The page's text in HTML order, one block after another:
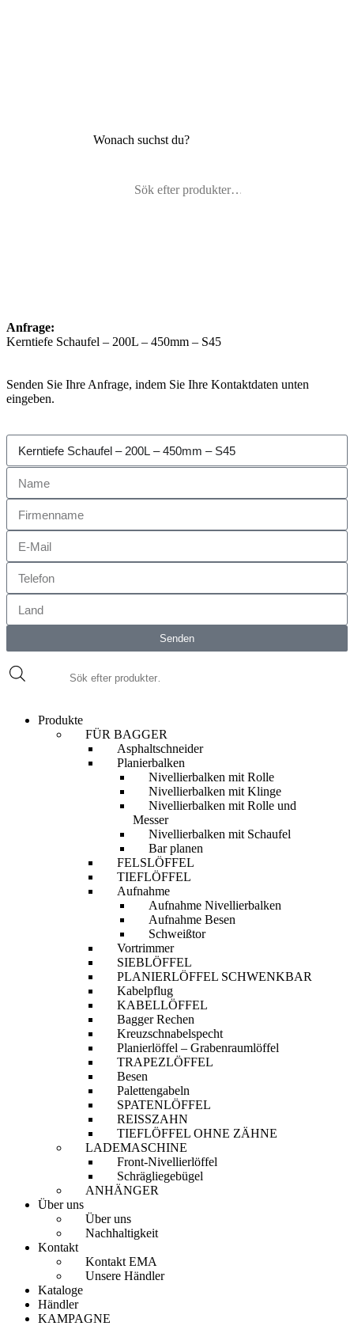
Wonach suchst du?
Anfrage:
Kerntiefe Schaufel – 200L – 450mm – S45
Senden Sie Ihre Anfrage, indem Sie Ihre Kontaktdaten unten
eingeben.
Senden
Produkte
FÜR BAGGER
Asphaltschneider
Planierbalken
Nivellierbalken mit Rolle
Nivellierbalken mit Klinge
Nivellierbalken mit Rolle und
Messer
Nivellierbalken mit Schaufel
Bar planen
FELSLÖFFEL
TIEFLÖFFEL
Aufnahme
Aufnahme Nivellierbalken
Aufnahme Besen
Schweißtor
Vortrimmer
SIEBLÖFFEL
PLANIERLÖFFEL SCHWENKBAR
Kabelpflug
KABELLÖFFEL
Bagger Rechen
Kreuzschnabelspecht
Planierlöffel – Grabenraumlöffel
TRAPEZLÖFFEL
Besen
Palettengabeln
SPATENLÖFFEL
REISSZAHN
TIEFLÖFFEL OHNE ZÄHNE
LADEMASCHINE
Front-Nivellierlöffel
Schrägliegebügel
ANHÄNGER
Über uns
Über uns
Nachhaltigkeit
Kontakt
Kontakt EMA
Unsere Händler
Kataloge
Händler
KAMPAGNE